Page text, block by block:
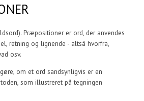
Præpositioner er ord, der anvendes
retning og lignende - altså hvorfra,
osv.
om et ord sandsynligvis er en
som illustreret på tegningen